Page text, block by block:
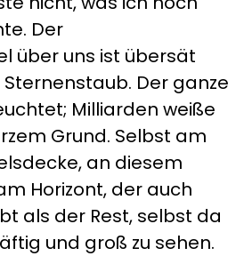
Der
über uns ist übersät
Der ganze
Milliarden weiße
Grund. Selbst am
an diesem
Horizont, der auch
als der Rest, selbst da
und groß zu sehen.